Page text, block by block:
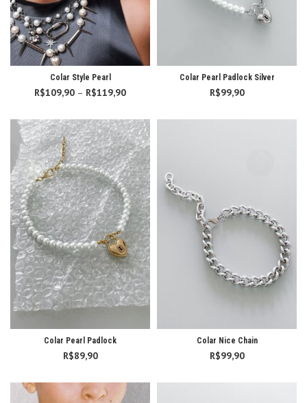
Colar Style Pearl
R$109,90 – R$119,90
R$109,90
através
R$119,90
Colar Pearl Padlock Silver
R$99,90
Colar Pearl Padlock
R$89,90
Colar Nice Chain
R$99,90